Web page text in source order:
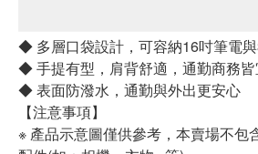
◆ 多層口袋設計，可容納16吋筆電
◆ 手提有型，肩背舒適，通勤商務皆
◆ 表面防潑水，通勤與外出更安心
【注意事項】
※ 產品示意圖僅供參考，本賣場不包